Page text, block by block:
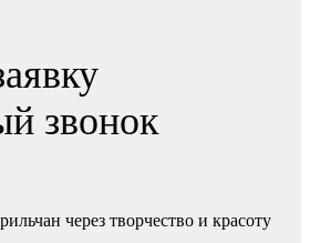
звонок
через творчество и красоту